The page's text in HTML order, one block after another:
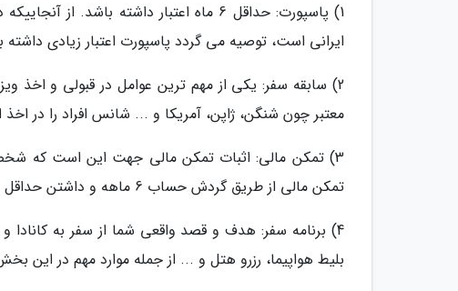
1) پاسپورت: حداقل 6 ماه اعتبار داشته
ایرانی است، توصیه می گردد پاسپورت اعتبار زیادی داشته
2) سابقه سفر: یکی از مهم ترین عوامل در قبولی و اخذ
معتبر چون شنگن، ژاپن، آمریکا و ... شانس افراد را در اخذ
3) تمکن مالی: اثبات تمکن مالی جهت این است که
تمکن مالی از طریق گردش حساب 6 ماهه و داشتن حداقل 20 هزار دلار کانادا در حساب فرد ثابت می گردد.
4) برنامه سفر: هدف و قصد واقعی شما از سفر به کانادا
بلیط هواپیما، رزرو هتل و ... از جمله موارد مهم در این